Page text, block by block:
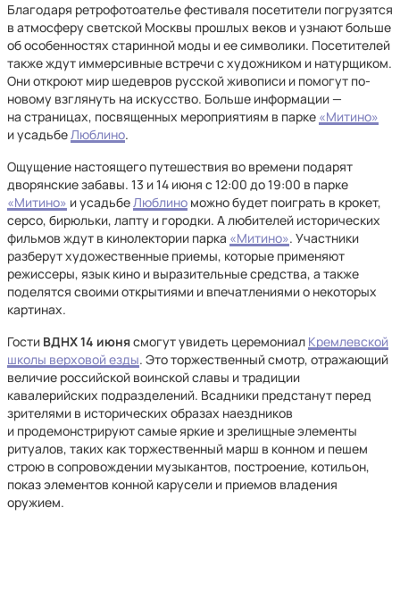
Благодаря ретрофотоателье фестиваля посетители погрузятся
в атмосферу светской Москвы прошлых веков и узнают больше
об особенностях старинной моды и ее символики. Посетителей
также ждут иммерсивные встречи с художником и натурщиком.
Они откроют мир шедевров русской живописи и помогут по-
новому взглянуть на искусство. Больше информации —
на страницах, посвященных мероприятиям в парке «Митино»
и усадьбеЛюблино.
Ощущение настоящего путешествия во времени подарят
дворянские забавы. 13 и 14 июня с 12:00 до 19:00 в парке
«Митино» и усадьбеЛюблино можно будет поиграть в крокет,
серсо, бирюльки, лапту и городки. А любителей исторических
фильмов ждут в кинолектории парка «Митино». Участники
разберут художественные приемы, которые применяют
режиссеры, язык кино и выразительные средства, а также
поделятся своими открытиями и впечатлениями о некоторых
картинах.
Гости ВДНХ 14 июнясмогут увидеть церемониал Кремлевской
школы верховой езды. Это торжественный смотр, отражающий
величие российской воинской славы и традиции
кавалерийских подразделений. Всадники предстанут перед
зрителями в исторических образах наездников
и продемонстрируют самые яркие и зрелищные элементы
ритуалов, таких как торжественный марш в конном и пешем
строю в сопровождении музыкантов, построение, котильон,
показ элементов конной карусели и приемов владения
оружием.